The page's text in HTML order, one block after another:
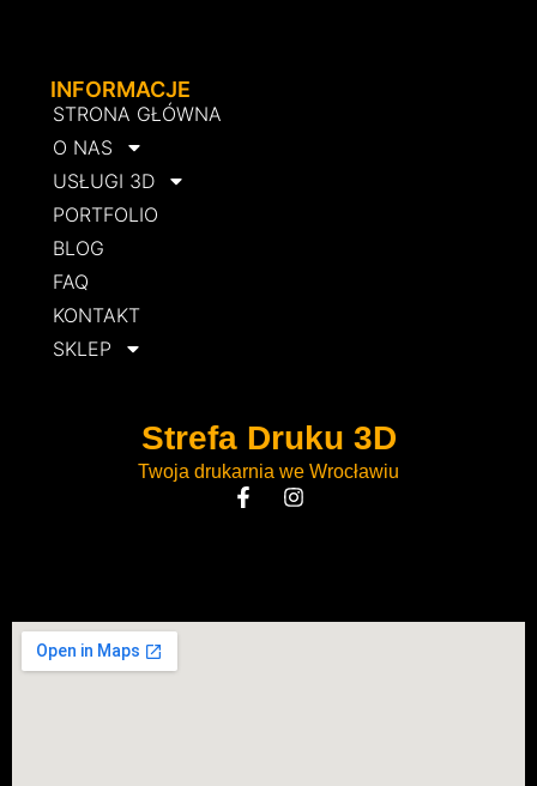
Strefa Druku 3D
Twoja drukarnia we Wrocławiu
INFORMACJE
STRONA GŁÓWNA
O NAS
USŁUGI 3D
PORTFOLIO
BLOG
FAQ
KONTAKT
SKLEP